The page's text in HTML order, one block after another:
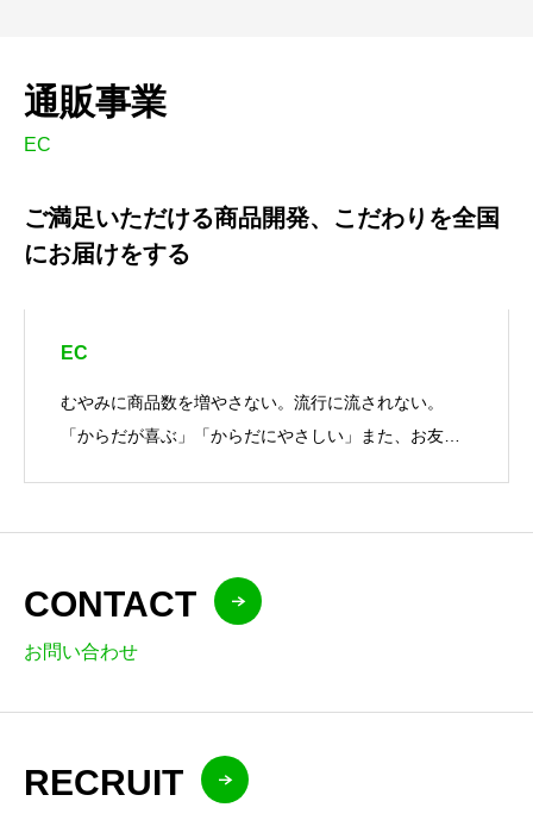
通販事業
EC
ご満足いただける商品開発、こだわりを全国
にお届けをする
EC
むやみに商品数を増やさない。流行に流されない。
「からだが喜ぶ」「からだにやさしい」また、お友達
CONTACT
お問い合わせ
RECRUIT